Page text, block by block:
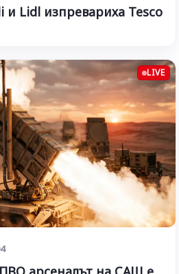
и Lidl изпревариха Tesco
LIVE